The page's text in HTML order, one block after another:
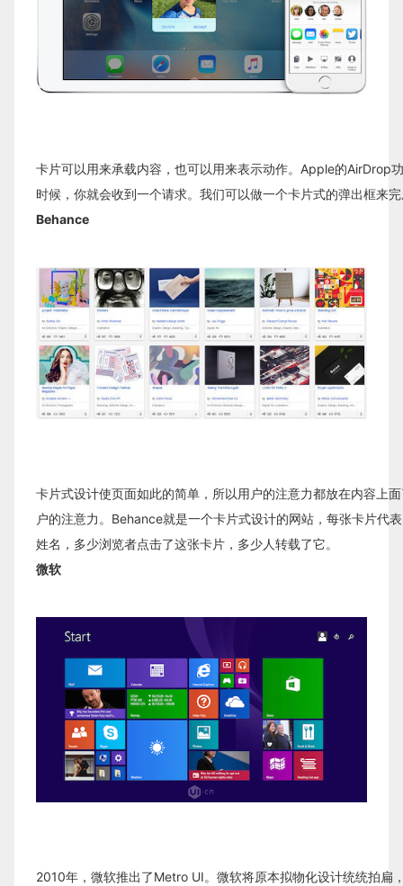
卡片可以用来承载内容，也可以用来表示动作。Apple的AirDrop
时候，你就会收到一个请求。我们可以做一个卡片式的弹出框来
Behance
卡片式设计使页面如此的简单，所以用户的注意力都放在内容上
户的注意力。Behance就是一个卡片式设计的网站，每张卡片代
姓名，多少浏览者点击了这张卡片，多少人转载了它。
微软
2010年，微软推出了Metro UI。微软将原本拟物化设计统统拍扁